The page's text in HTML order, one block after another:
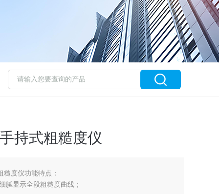
持式粗糙度仪
度仪功能特点：
腻显示全段粗糙度曲线；